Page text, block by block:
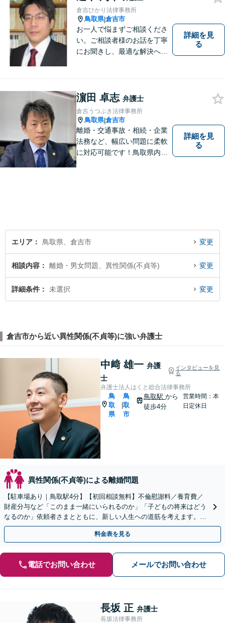
倉吉ひかり法律事務所
鳥取県|倉吉市
お一人で悩まずご相談くださ
い。ご相談者様のお話を丁寧
にお聞きし、最適な解決へと
詳細を見
る
濵田 卓志 弁護士
倉吉うつぶき法律事務所
鳥取県|倉吉市
離婚・交通事故・相続・企業
法務など、幅広い問題に柔軟
に対応可能です！鳥取県内の
詳細を見
る
エリア 鳥取県、倉吉市 変更
相談内容 離婚・男女問題、異性関係(不貞等) 変更
詳細条件 未選択 変更
倉吉市から近い異性関係(不貞等)に強い弁護士
中﨑 雄一 弁護
士
インタビューを見
る
弁護士法人はくと総合法律事務所
鳥
取
県
鳥
取
市
鳥取駅から
徒歩4分
営業時間：本
日定休日
異性関係(不貞等)による離婚問題
【駐車場あり｜鳥取駅4分】【初回相談無料】不倫慰謝料／養育費／
財産分与など「このまま一緒にいられるのか」「子どもの将来はどう
なるのか」依頼者さまとともに、新しい人生への道筋を考えます。離
婚後の生活基盤の安定まで視野に入れたアドバイス。
料金表を見る
電話でお問い合わせ メールでお問い合わせ
長坂 正 弁護士
長坂法律事務所